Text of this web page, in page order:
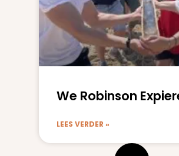
We Robinson
LEES VERDER »